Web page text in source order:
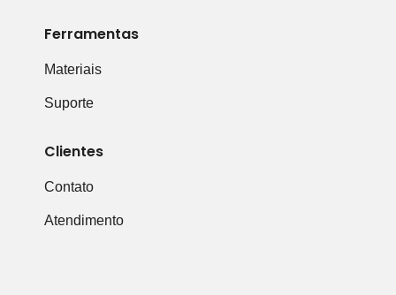
Ferramentas
Materiais
Suporte
Clientes
Contato
Atendimento